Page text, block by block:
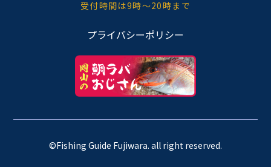
受付時間は9時～20時まで
プライバシーポリシー
©Fishing Guide Fujiwara. all right reserved.